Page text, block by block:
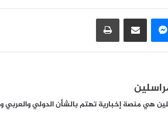
ماسنجر مشاركة عبر البريد طباعة
هي منصة إخبارية تهتم بالشأن الدولي والعربي